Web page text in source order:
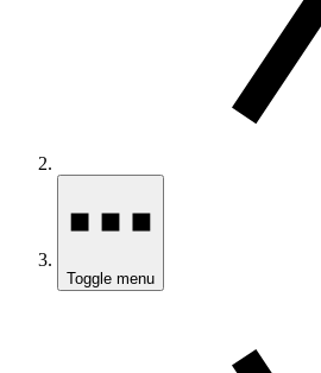
Toggle menu